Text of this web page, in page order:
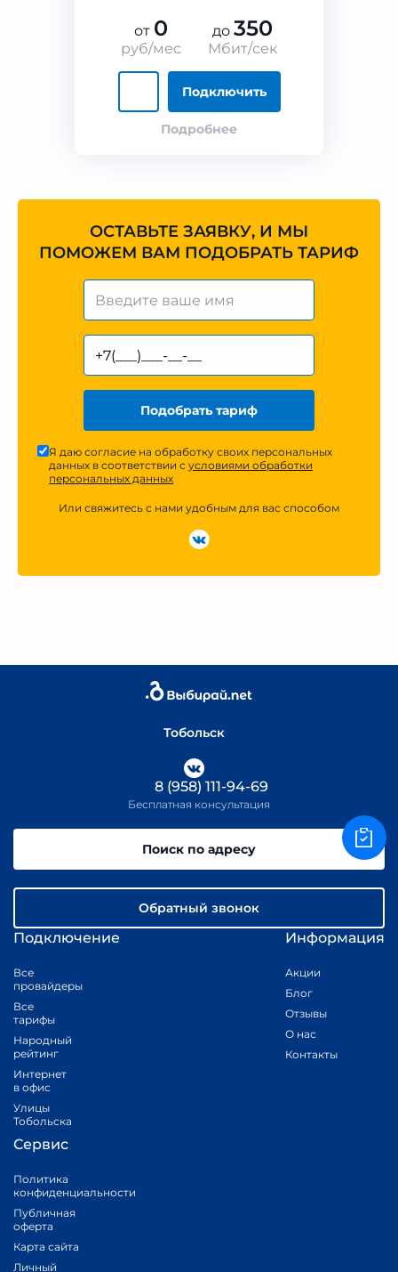
от 0
руб/мес
до 350
Мбит/сек
Подключить
Подробнее
ОСТАВЬТЕ ЗАЯВКУ, И МЫ
ПОМОЖЕМ ВАМ ПОДОБРАТЬ ТАРИФ
Подобрать тариф
Я даю согласие на обработку своих персональных
данных в соответствии с условиями обработки
персональных данных
Или свяжитесь с нами удобным для вас способом
Тобольск
Подключение
Все
провайдеры
Все
тарифы
Народный
рейтинг
Интернет
в офис
Улицы
Тобольска
Информация
Акции
Блог
Отзывы
О нас
Контакты
Сервис
Политика
конфиденциальности
Публичная
оферта
Карта сайта
Личный
8 (958) 111-94-69
Бесплатная консультация
Поиск по адресу
Обратный звонок